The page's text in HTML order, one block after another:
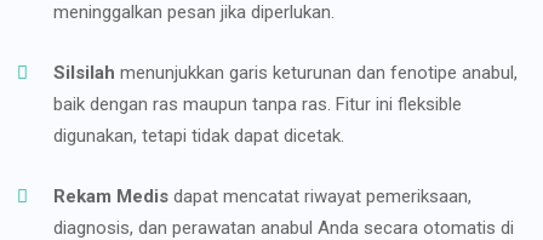
meninggalkan pesan jika diperlukan.
Silsilah menunjukkan garis keturunan dan fenotipe anabul,
baik dengan ras maupun tanpa ras. Fitur ini fleksible
digunakan, tetapi tidak dapat dicetak.
Rekam Medis dapat mencatat riwayat pemeriksaan,
diagnosis, dan perawatan anabul Anda secara otomatis di